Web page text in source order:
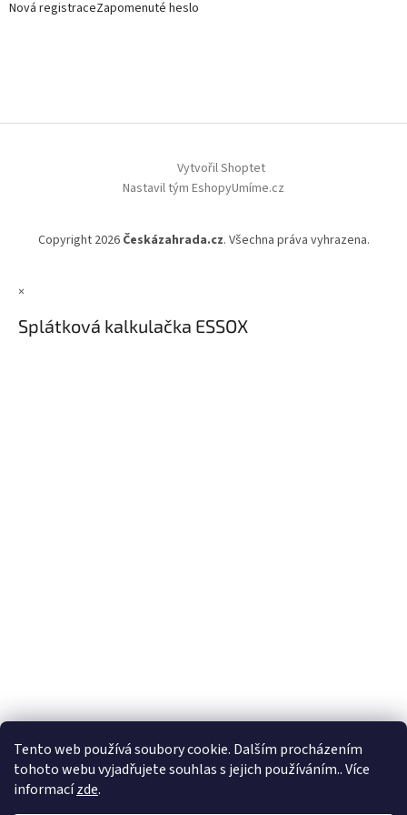
Tento web používá soubory cookie. Dalším procházením
tohoto webu vyjadřujete souhlas s jejich používáním.. Více
informacízde.
Nová registraceZapomenuté heslo
Vytvořil Shoptet
Nastavil tým EshopyUmíme.cz
Copyright 2026 Českázahrada.cz. Všechna práva vyhrazena.
×
Splátková kalkulačka ESSOX